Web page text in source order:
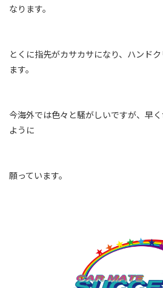
なります。
とくに指先がカサカサになり、ハンド
ます。
今海外では色々と騒がしいですが、早
ように
願っています。